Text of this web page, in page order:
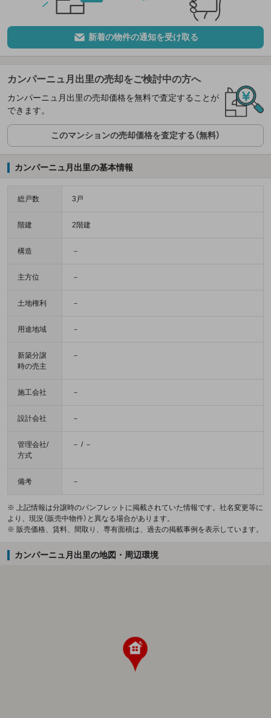
新着の物件の通知を受け取る
カンパーニュ月出里の売却をご検討中の方へ
カンパーニュ月出里の売却価格を無料で査定することが
できます。
このマンションの売却価格を査定する（無料）
カンパーニュ月出里の基本情報
総戸数 3戸
階建 2階建
構造 －
主方位 －
土地権利 －
用途地域 －
新築分譲
時の売主
－
施工会社 －
設計会社 －
管理会社/
方式
－ / －
備考 －
※ 上記情報は分譲時のパンフレットに掲載されていた情報です。社名変更等に
より、現況（販売中物件）と異なる場合があります。
※ 販売価格、賃料、間取り、専有面積は、過去の掲載事例を表示しています。
カンパーニュ月出里の地図・周辺環境